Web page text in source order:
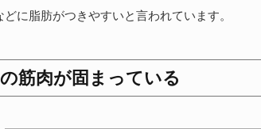
どに脂肪がつきやすいと言われています。
筋肉が固まっている